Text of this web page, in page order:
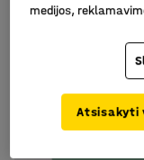
medijos,
Atsisakyti